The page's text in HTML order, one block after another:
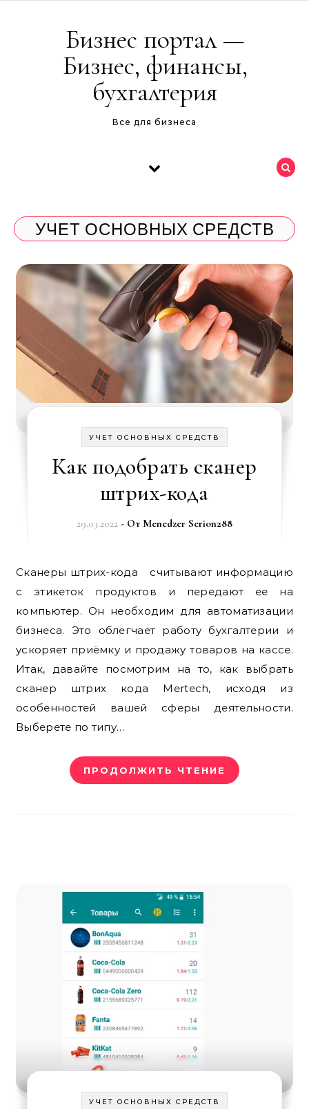
Бизнес портал —
Бизнес, финансы,
бухгалтерия
Все для бизнеса
УЧЕТ ОСНОВНЫХ СРЕДСТВ
УЧЕТ ОСНОВНЫХ СРЕДСТВ
Как подобрать сканер
штрих-кода
29.03.2022 - От Menedzer Serion288
Сканеры штрих-кода считывают информацию
с этикеток продуктов и передают ее на
компьютер. Он необходим для автоматизации
бизнеса. Это облегчает работу бухгалтерии и
ускоряет приёмку и продажу товаров на кассе.
Итак, давайте посмотрим на то, как выбрать
сканер штрих кода Mertech, исходя из
особенностей вашей сферы деятельности.
Выберете по типу…
ПРОДОЛЖИТЬ ЧТЕНИЕ
УЧЕТ ОСНОВНЫХ СРЕДСТВ